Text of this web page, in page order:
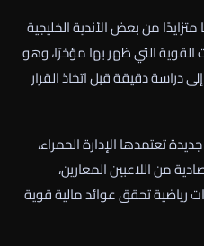
من بعض الأندية الخليجية
القوية التي ظهر بها مؤخرًا، وهو
دقيقة قبل اتخاذ القرار
تعتمدها الإدارة الحمراء،
من اللاعبين المعارين،
رياضية تحقق عوائد مالية قوية